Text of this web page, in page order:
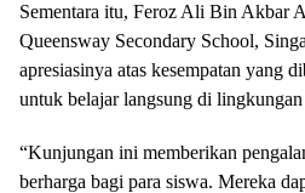
Sementara itu, Feroz Ali Bin Akbar
Queensway Secondary School,
apresiasinya atas kesempatan yang
untuk belajar langsung di
“Kunjungan ini memberikan
berharga bagi para siswa. Mereka